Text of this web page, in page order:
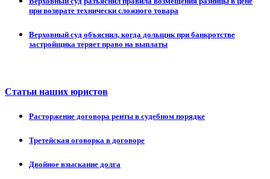
при возврате технически сложного товара
Верховный суд объяснил, когда дольщик при банкротстве
застройщика теряет право на выплаты
Статьи наших юристов
Расторжение договора ренты в судебном порядке
Третейская оговорка в договоре
Двойное взыскание долга